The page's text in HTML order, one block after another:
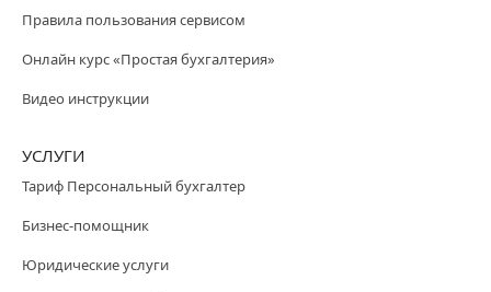
Правила пользования сервисом
Онлайн курс «Простая бухгалтерия»
Видео инструкции
УСЛУГИ
Тариф Персональный бухгалтер
Бизнес-помощник
Юридические услуги